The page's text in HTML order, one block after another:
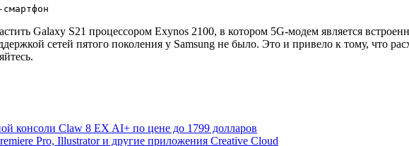
Galaxy S21 процессором Exynos 2100, в котором 5G-модем является
сетей пятого поколения у Samsung не было. Это и привело к тому, что
консоли Claw 8 EX AI+ по цене до 1799 долларов
Pro, Illustrator и другие приложения Creative Cloud